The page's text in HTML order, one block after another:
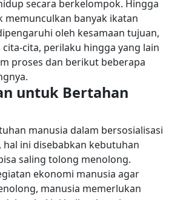
secara berkelompok. Hingga
memunculkan banyak ikatan
oleh kesamaan tujuan,
cita, perilaku hingga yang lain
proses dan berikut beberapa
untuk Bertahan
manusia dalam bersosialisasi
hal ini disebabkan kebutuhan
saling tolong menolong.
ekonomi manusia agar
manusia memerlukan